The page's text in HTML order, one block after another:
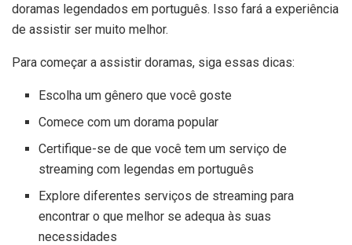
doramas legendados em português. Isso fará a experiência
de assistir ser muito melhor.
Para começar a assistir doramas, siga essas dicas:
Escolha um gênero que você goste
Comece com um dorama popular
Certifique-se de que você tem um serviço de
streaming com legendas em português
Explore diferentes serviços de streaming para
encontrar o que melhor se adequa às suas
necessidades